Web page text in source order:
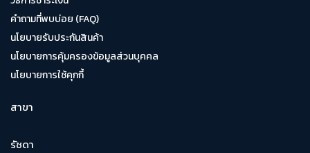
คำถามที่พบบ่อย (FAQ)
นโยบายรับประกันสินค้า
นโยบายการคุ้มครองข้อมูลส่วนบุคคล
นโยบายการใช้คุกกี้
สาขา
รัชดา